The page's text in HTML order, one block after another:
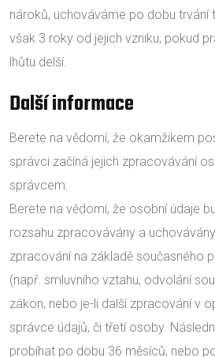
nároků, uchováváme po dobu trvání
však 3 roky od jejich vzniku, pokud
lhůtu delší.
Další informace
Berete na vědomí, že okamžikem
správci začíná jejich zpracovávání
správcem.
Berete na vědomí, že osobní údaje
rozsahu zpracovávány a
zpracování na základě současného
(např. smluvního vztahu, odvolání
zákon, nebo je-li další zpracování v
správce údajů, či třetí osoby.
probíhat po dobu 36 měsíců, nebo